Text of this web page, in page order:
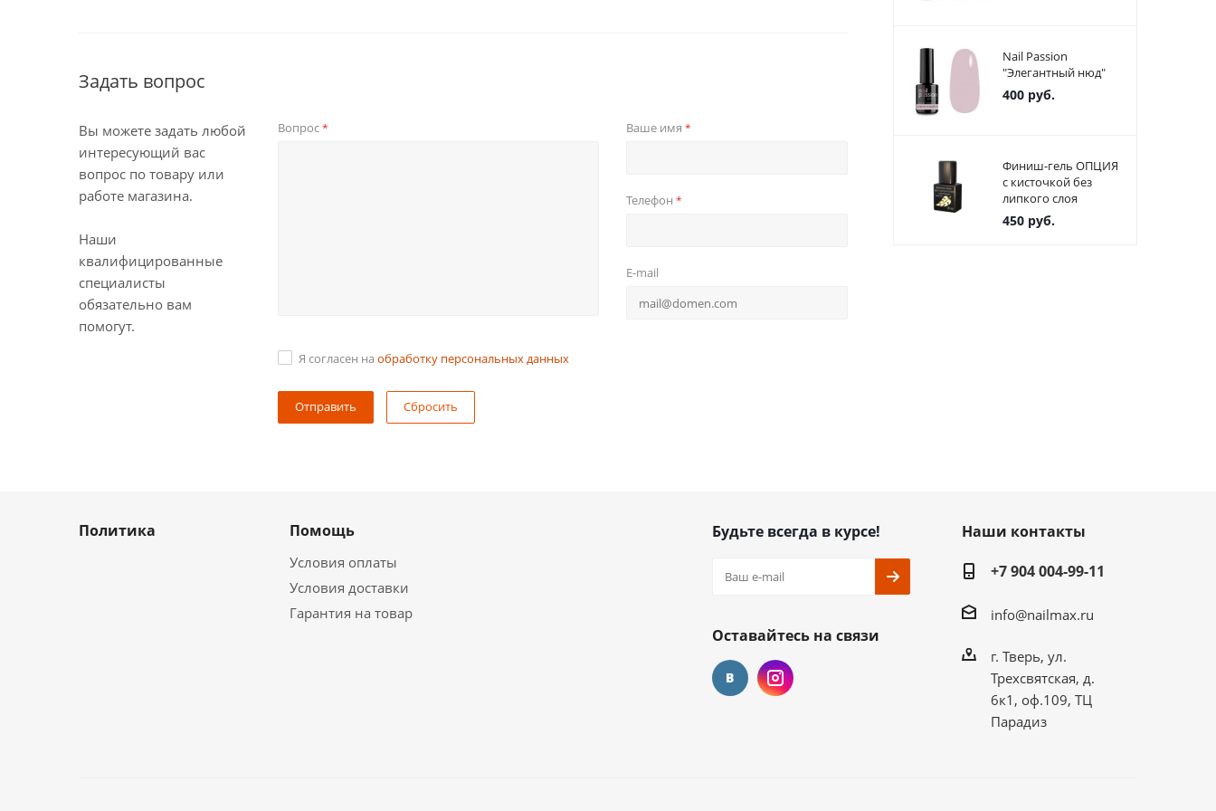
Задать вопрос
Вы можете задать любой
интересующий вас
вопрос по товару или
работе магазина.
Наши
квалифицированные
специалисты
обязательно вам
помогут.
Вопрос* Ваше имя *
Телефон *
E-mail
Я согласен на обработку персональных данных
Сбросить
Nail Passion
"Элегантный нюд"
400 руб.
Финиш-гель ОПЦИЯ
с кисточкой без
липкого слоя
450 руб.
Политика Помощь
Условия оплаты
Условия доставки
Гарантия на товар
Будьте всегда в курсе!
Оставайтесь на связи
Наши контакты
+7 904 004-99-11
info@nailmax.ru
г. Тверь, ул.
Трехсвятская, д.
6к1, оф.109, ТЦ
Парадиз